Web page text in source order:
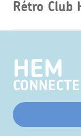
Rétro Club
HEM
CONNECTE